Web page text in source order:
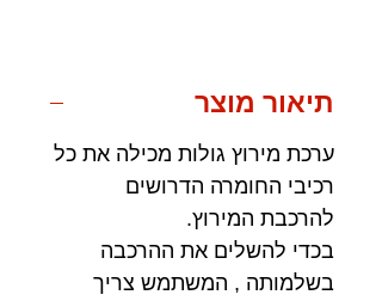
תיאור מוצר
ערכת מירוץ גולות מכילה את כל
רכיבי החומרה הדרושים
להרכבת המירוץ.
בכדי להשלים את ההרכבה
בשלמותה , המשתמש צריך